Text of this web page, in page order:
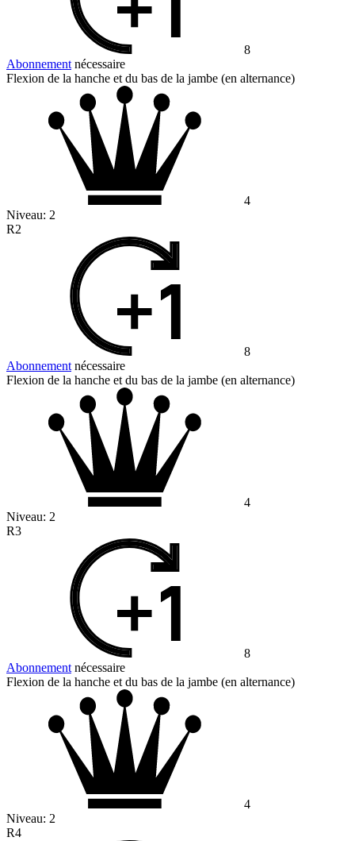
8
Abonnement nécessaire
Flexion de la hanche et du bas de la jambe (en alternance)
4
Niveau: 2
R2
8
Abonnement nécessaire
Flexion de la hanche et du bas de la jambe (en alternance)
4
Niveau: 2
R3
8
Abonnement nécessaire
Flexion de la hanche et du bas de la jambe (en alternance)
4
Niveau: 2
R4